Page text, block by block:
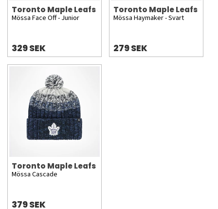
Toronto Maple Leafs
Mössa Face Off - Junior
329 SEK
Toronto Maple Leafs
Mössa Haymaker - Svart
279 SEK
Toronto Maple Leafs
Mössa Cascade
379 SEK